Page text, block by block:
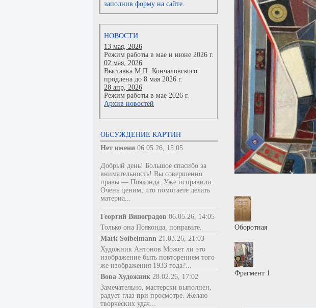
заполнив форму на сайте.
НОВОСТИ
13 мая, 2026
Режим работы в мае и июне 2026 г.
02 мая, 2026
Выставка М.П. Кончаловского
продлена до 8 мая 2026 г.
28 апр, 2026
Режим работы в мае 2026 г.
Архив новостей
ОБСУЖДЕНИЕ КАРТИН
Нет имени 06.05.26, 15:05
Добрый день! Большое спасибо за
внимательность! Вы совершенно
правы — Пояконда. Уже исправили.
Очень ценим, что помогаете делать
материа...
Георгий Виноградов 06.05.26, 14:05
Только она Пояконда, поправьте.
Mark Soibelmann 21.03.26, 21:03
Художник Антонов Может ли это
изображение быть повторением того
же изображения 1933 года?...
Вова Художник 28.02.26, 17:02
Замечательно, мастерски выполнен,
радует глаз при просмотре. Желаю
творческих удач...
Оборотная
Фрагмент 1